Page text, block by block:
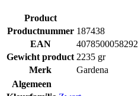
Product
Productnummer 187438
EAN
4078500058292
Gewicht product 2235 gr
Merk
Gardena
Algemeen